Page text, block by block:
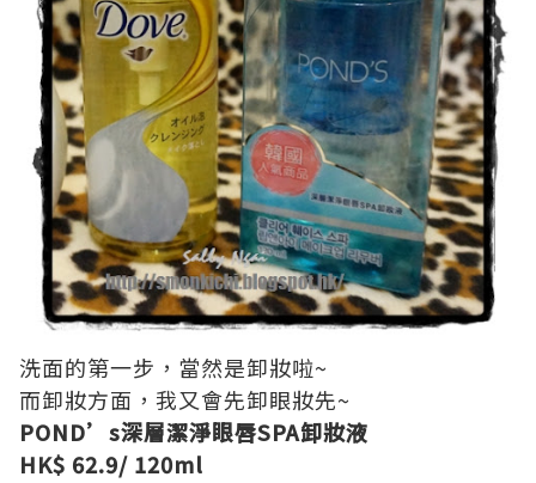
洗面的第一步，當然是卸妝啦~
而卸妝方面，我又會先卸眼妝先~
POND’s深層潔淨眼唇SPA卸妝液
HK$ 62.9/ 120ml